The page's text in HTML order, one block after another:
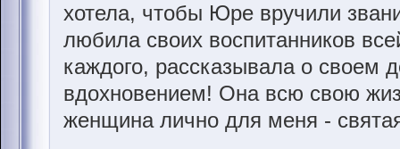
хотела, чтобы Юре вручили
любила своих воспитанников
каждого, рассказывала о своем
вдохновением! Она всю свою
женщина лично для меня -